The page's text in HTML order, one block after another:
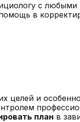
с
в
целей и
план в